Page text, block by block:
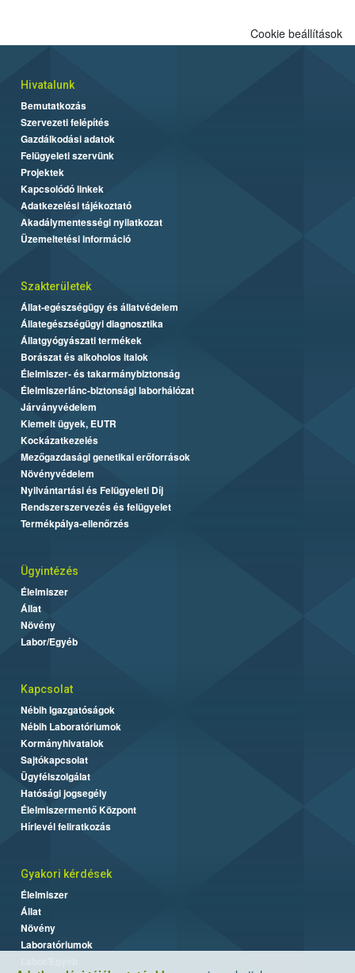
Cookie beállítások
Hivatalunk
Bemutatkozás
Szervezeti felépítés
Gazdálkodási adatok
Felügyeleti szervünk
Projektek
Kapcsolódó linkek
Adatkezelési tájékoztató
Akadálymentességi nyilatkozat
Üzemeltetési információ
Szakterületek
Állat-egészségügy és állatvédelem
Állategészségügyi diagnosztika
Állatgyógyászati termékek
Borászat és alkoholos italok
Élelmiszer- és takarmánybiztonság
Élelmiszerlánc-biztonsági laborhálózat
Járványvédelem
Kiemelt ügyek, EUTR
Kockázatkezelés
Mezőgazdasági genetikai erőforrások
Növényvédelem
Nyilvántartási és Felügyeleti Díj
Rendszerszervezés és felügyelet
Termékpálya-ellenőrzés
Ügyintézés
Élelmiszer
Állat
Növény
Labor/Egyéb
Kapcsolat
Nébih Igazgatóságok
Nébih Laboratóriumok
Kormányhivatalok
Sajtókapcsolat
Ügyfélszolgálat
Hatósági jogsegély
Élelmiszermentő Központ
Hírlevél feliratkozás
Gyakori kérdések
Élelmiszer
Állat
Növény
Laboratóriumok